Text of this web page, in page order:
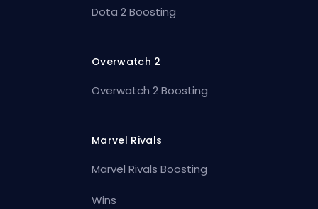
Dota 2 Boosting
Overwatch 2
Overwatch 2 Boosting
Marvel Rivals
Marvel Rivals Boosting
Wins